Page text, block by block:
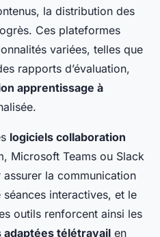
la distribution des
Ces plateformes
variées, telles que
rapports d’évaluation,
apprentissage à
logiciels collaboration
Microsoft Teams ou Slack
la communication
interactives, et le
outils renforcent ainsi les
adaptées télétravail en